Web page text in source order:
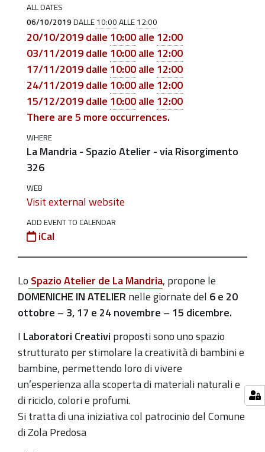
3,17,
24/11
15/12
2019-
10-
06T10:00:00+02:00
2019-
10-
06T12:00:00+02:00
Laboratori
Creativi
La
-
Spazio
Atelier
ALL DATES
06/10/2019DALLE 10:00 ALLE 12:00
20/10/2019dalle 10:00alle 12:00
03/11/2019dalle 10:00alle 12:00
17/11/2019dalle 10:00alle 12:00
24/11/2019dalle 10:00alle 12:00
15/12/2019dalle 10:00alle 12:00
There are 5 more occurrences.
WHERE
La Mandria - Spazio Atelier - via Risorgimento
326
WEB
Visit external website
ADD EVENT TO CALENDAR
iCal
Lo Spazio Atelier de La Mandria, propone le
DOMENICHE IN ATELIER nelle giornate del 6 e 20
ottobre – 3, 17 e 24 novembre – 15 dicembre.
I Laboratori Creativi proposti sono uno spazio
strutturato per stimolare la creatività di bambini e
bambine, permettendo loro di vivere
un’esperienza alla scoperta di materiali naturali e
di riciclo, colori e profumi.
Si tratta di una iniziativa col patrocinio del Comune
di Zola Predosa